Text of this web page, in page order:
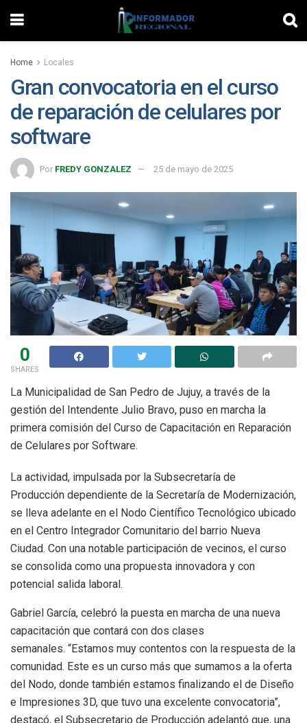
Home Locales
Gran convocatoria en el curso
de reparación de celulares por
software
Por FREDY GONZALEZ 25 de mayo de 2025
0
SHARES
La Municipalidad de San Pedro de Jujuy, a través de la
gestión del Intendente Julio Bravo, puso en marcha la
primera comisión del Curso de Capacitación en Reparación
de Celulares por Software.
La actividad, impulsada por la Subsecretaría de
Producción dependiente de la Secretaría de Modernización,
se lleva adelante en el Nodo Científico Tecnológico ubicado
en el Centro Integrador Comunitario del barrio Nueva
Ciudad. Con una notable participación de vecinos, el curso
se consolida como una propuesta innovadora y con
potencial salida laboral.
Gabriel García, celebró la puesta en marcha de una nueva
capacitación que contará con dos clases
semanales. “Estamos muy contentos con la respuesta de la
comunidad. Este es un curso más que sumamos a la oferta
del Nodo, donde también estamos finalizando el de Diseño
e Impresiones 3D, que tuvo una excelente convocatoria”,
destacó, el Subsecretario de Producción adelantó que, una